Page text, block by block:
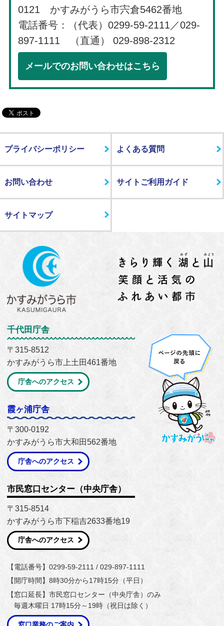
0121 かすみがうら市宍倉5462番地
電話番号：（代表）0299-59-2111／029-
897-1111 （直通） 029-898-2312
メールでのお問い合わせはこちら
プライバシーポリシー よくある質問
お問い合わせ サイトご利用ガイド
サイトマップ
千代田庁舎
〒315-8512
かすみがうら市上土田461番地
庁舎へのアクセス
霞ヶ浦庁舎
〒300-0192
かすみがうら市大和田562番地
庁舎へのアクセス
市民窓口センター（中央庁舎）
〒315-8514
かすみがうら市下稲吉2633番地19
庁舎へのアクセス
【電話番号】0299-59-2111 / 029-897-1111
【開庁時間】8時30分から17時15分（平日）
【窓口延長】市民窓口センター（中央庁舎）のみ
毎週木曜日 17時15分～19時（祝日は除く）